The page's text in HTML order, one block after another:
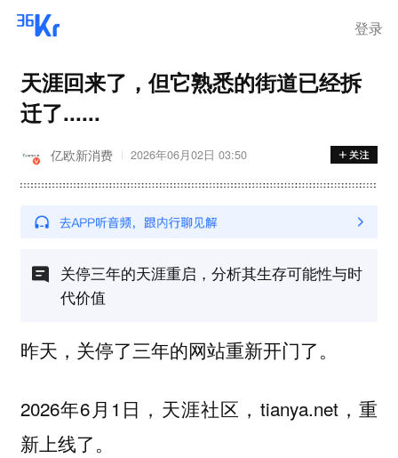
登录
天涯回来了，但它熟悉的街道已经拆
迁了......
亿欧新消费 2026年06月02日 03:50
关停三年的天涯重启，分析其生存可能性与时
代价值
昨天，关停了三年的网站重新开门了。
2026年6月1日，天涯社区，tianya.net，重
新上线了。